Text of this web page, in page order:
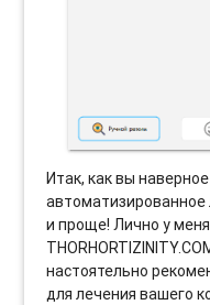
Итак, как вы
и проще! Лично у
настоятельно
для лечения вашего